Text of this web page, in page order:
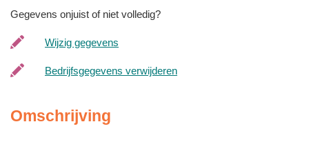
Gegevens onjuist of niet volledig?
Wijzig gegevens
Bedrijfsgegevens verwijderen
Omschrijving